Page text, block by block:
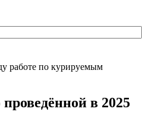
работе по курируемым
в 2025